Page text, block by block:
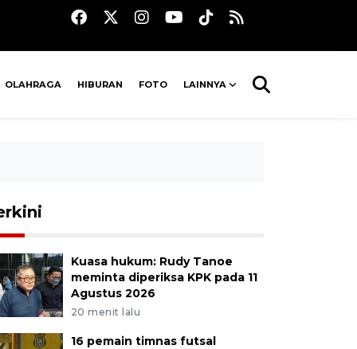
OLAHRAGA HIBURAN FOTO LAINNYA
Kuasa hukum: Rudy Tanoe
meminta diperiksa KPK pada 11
Agustus 2026
20 menit lalu
16 pemain timnas futsal